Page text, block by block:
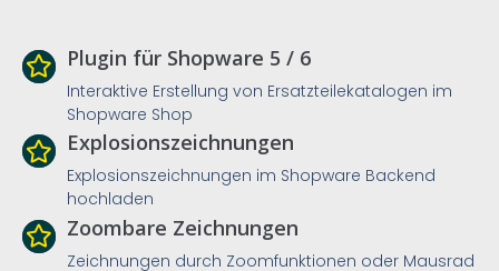
Plugin für Shopware 5 / 6
Interaktive Erstellung von Ersatzteilekatalogen im
Shopware Shop
Explosionszeichnungen
Explosionszeichnungen im Shopware Backend
hochladen
Zoombare Zeichnungen
Zeichnungen durch Zoomfunktionen oder Mausrad